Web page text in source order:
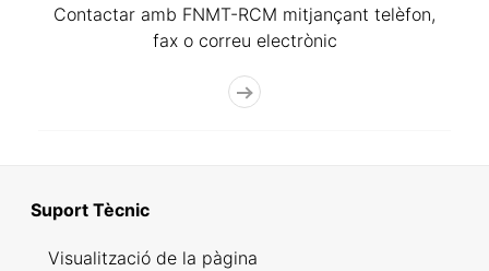
Contactar amb FNMT-RCM mitjançant telèfon,
fax o correu electrònic
Suport Tècnic
Visualització de la pàgina